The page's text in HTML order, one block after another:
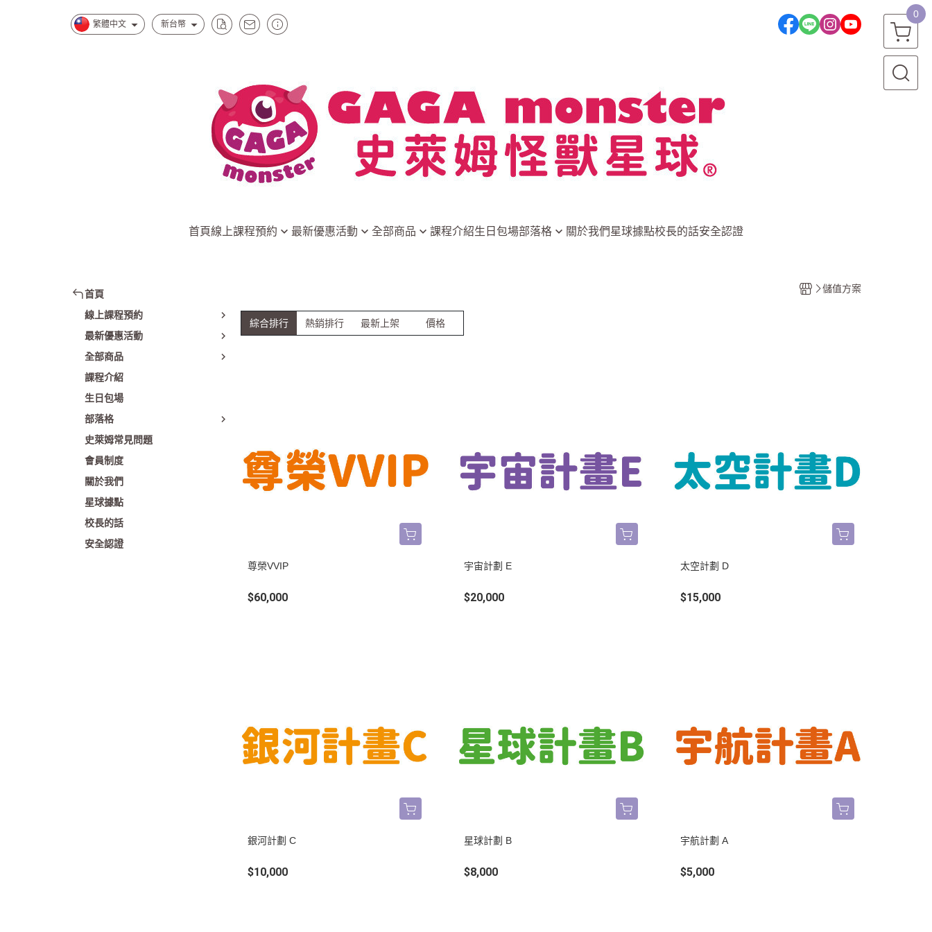
繁體中文 新台幣
0
首頁線上課程預約
新北新店裕隆城店
新竹巨城店
台中誠品 480
最新優惠活動 全部商品
裝飾配件
課程介紹生日包場部落格 關於我們星球據點校長的話安全認證
首頁
線上課程預約
最新優惠活動
全部商品
課程介紹
生日包場
部落格
史萊姆常見問題
會員制度
關於我們
星球據點
校長的話
安全認證
儲值方案
綜合排行 熱銷排行 最新上架 價格
尊榮VVIP
$60,000
宇宙計劃 E
$20,000
太空計劃 D
$15,000
銀河計劃 C
$10,000
星球計劃 B
$8,000
宇航計劃 A
$5,000